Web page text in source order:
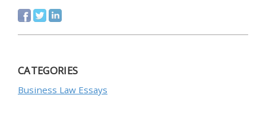
CATEGORIES
Business Law Essays